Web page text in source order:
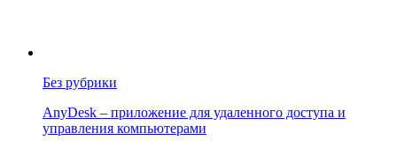
Без рубрики
AnyDesk – приложение для удаленного доступа и
управления компьютерами